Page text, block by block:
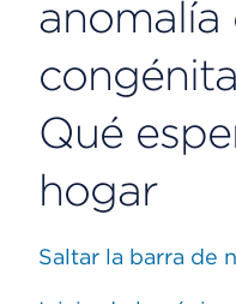
anomalía
Qué
hogar
Saltar la barra de